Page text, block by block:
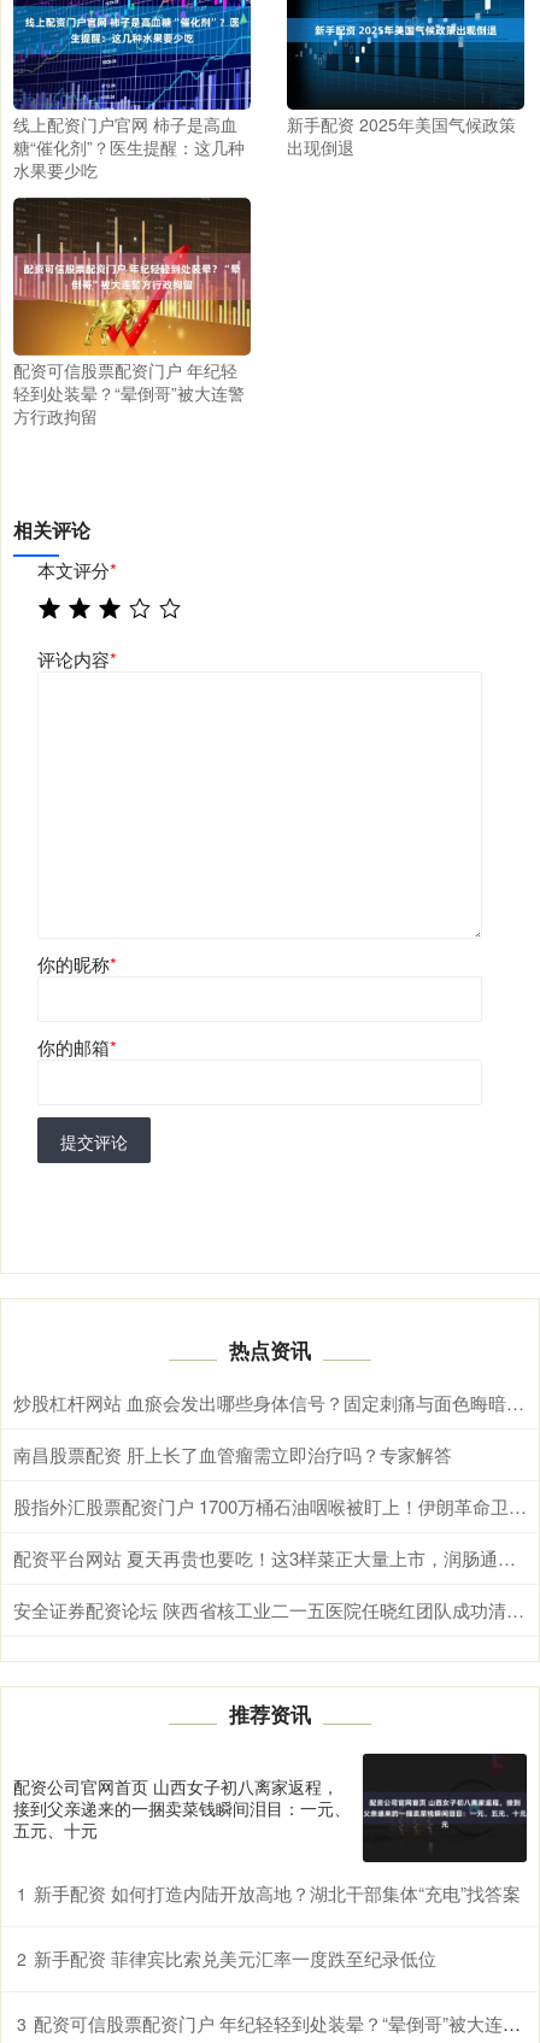
线上配资门户官网 柿子是高血
糖“催化剂”？医生提醒：这几种
水果要少吃
新手配资 2025年美国气候政策
出现倒退
配资可信股票配资门户 年纪轻
轻到处装晕？“晕倒哥”被大连警
方行政拘留
相关评论
本文评分*
评论内容*
你的昵称*
你的邮箱*
提交评论
热点资讯
炒股杠杆网站 血瘀会发出哪些身体信号？固定刺痛与面色晦暗需综合辨别
南昌股票配资 肝上长了血管瘤需立即治疗吗？专家解答
股指外汇股票配资门户 1700万桶石油咽喉被盯上！伊朗革命卫队总司令亲临霍尔木兹，释放最强威慑信号
配资平台网站 夏天再贵也要吃！这3样菜正大量上市，润肠通便，全家都受益！
安全证券配资论坛 陕西省核工业二一五医院任晓红团队成功清除罕见静脉内平滑肌瘤病
推荐资讯
配资公司官网首页 山西女子初八离家返程，
接到父亲递来的一捆卖菜钱瞬间泪目：一元、
五元、十元
1 新手配资 如何打造内陆开放高地？湖北干部集体“充电”找答案
2 新手配资 菲律宾比索兑美元汇率一度跌至纪录低位
3 配资可信股票配资门户 年纪轻轻到处装晕？“晕倒哥”被大连警方行政拘留